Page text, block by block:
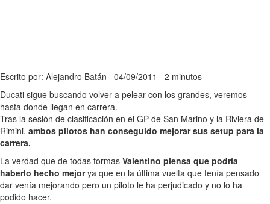
Escrito por: Alejandro Batán 04/09/2011 2 minutos
Ducati sigue buscando volver a pelear con los grandes, veremos
hasta donde llegan en carrera.
Tras la sesión de clasificación en el GP de San Marino y la Riviera de
Rimini, ambos pilotos han conseguido mejorar sus setup para la
carrera.
La verdad que de todas formas Valentino piensa que podría
haberlo hecho mejorya que en la última vuelta que tenía pensado
dar venía mejorando pero un piloto le ha perjudicado y no lo ha
podido hacer.